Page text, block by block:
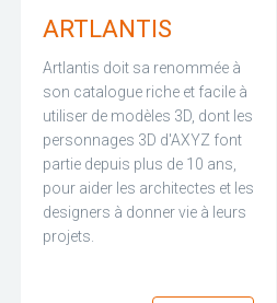
ARTLANTIS
Artlantis doit sa renommée à
son catalogue riche et facile à
utiliser de modèles 3D, dont les
personnages 3D d'AXYZ font
partie depuis plus de 10 ans,
pour aider les architectes et les
designers à donner vie à leurs
projets.